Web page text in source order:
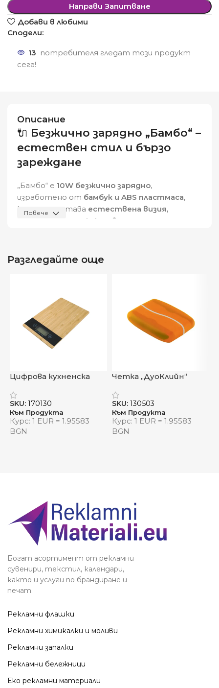
Направи Запитване
Добави в любими
Сподели:
13 потребителя гледат този продукт
сега!
Описание
🔌 Безжично зарядно „Бамбо“ –
естествен стил и бързо
зареждане
„Бамбо“ е 10W безжично зарядно,
изработено от бамбук и ABS пластмаса,
което съчетава естествена визия,
технологична ефективност и
Мощност: 10W – съвместимо с Android и
USB-C вход– съвременно и универсално
решение
Размери: 10 × 0.7 см
– тънък и компактен
дизайн
(основа)– устойчив и стилен корпус
– подходящ за всякакъв
интериор
Повече
Разгледайте още
Цифрова кухненска
SKU: 170130
Към Продукта
Курс: 1 EUR = 1.95583
BGN
Четка „ДуоКлийн“
SKU: 130503
Към Продукта
Курс: 1 EUR = 1.95583
BGN
Богат асортимент от рекламни
сувенири, текстил, календари,
както и услуги по брандиране и
печат.
Рекламни флашки
Рекламни химикалки и моливи
Рекламни запалки
Рекламни бележници
Еко рекламни материали